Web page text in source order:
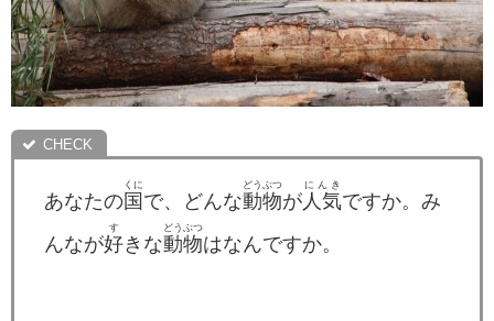
あなたの国
くに
で、どんな動物
どうぶつ
が 人気
にんき
ですか。み
んなが好
す
きな動物
どうぶつ
はなんですか。